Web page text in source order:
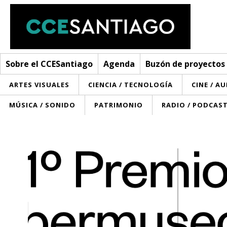
Sobre el CCESantiago Agenda Buzón de proyectos
ARTES VISUALES CIENCIA / TECNOLOGÍA CINE /
MÚSICA / SONIDO PATRIMONIO RADIO / PODCAST
Red AECID
Buzón de proyectos
Convocatorias
Noticias